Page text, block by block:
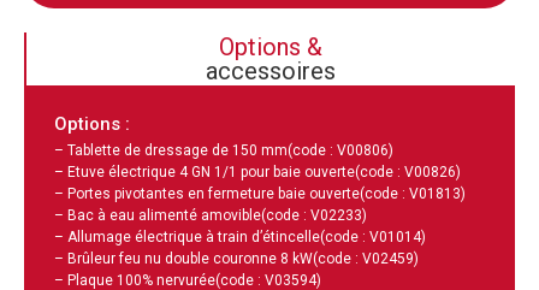
Options &
accessoires
Options :
– Tablette de dressage de 150 mm(code : V00806)
– Etuve électrique 4 GN 1/1 pour baie ouverte(code : V00826)
– Portes pivotantes en fermeture baie ouverte(code : V01813)
– Bac à eau alimenté amovible(code : V02233)
– Allumage électrique à train d’étincelle(code : V01014)
– Brûleur feu nu double couronne 8 kW(code : V02459)
– Plaque 100% nervurée(code : V03594)